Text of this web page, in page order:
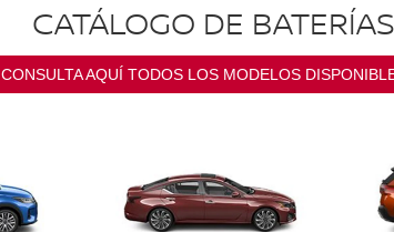
CATÁLOGO DE BATERÍAS
CONSULTA AQUÍ TODOS LOS MODELOS